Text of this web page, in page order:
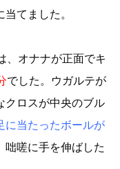
てました。
、オナナが正面でキ
でした。ウガルテが
クロスが中央のブル
に当たったボールが
咄嗟に手を伸ばした